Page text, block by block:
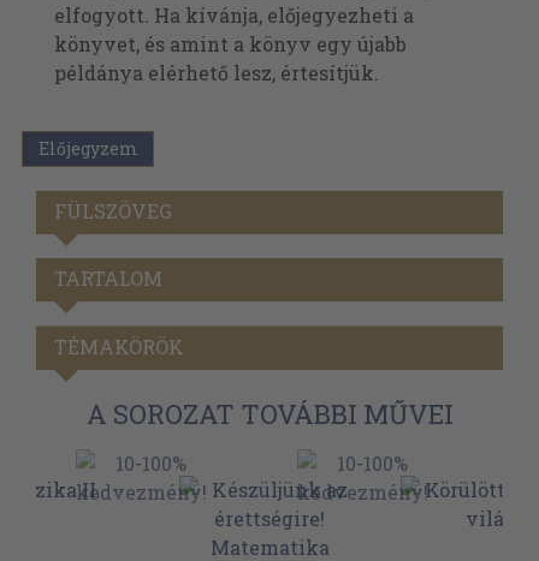
elfogyott. Ha kívánja, előjegyezheti a
könyvet, és amint a könyv egy újabb
példánya elérhető lesz, értesítjük.
Előjegyzem
FÜLSZÖVEG
TARTALOM
TÉMAKÖRÖK
A SOROZAT TOVÁBBI MŰVEI